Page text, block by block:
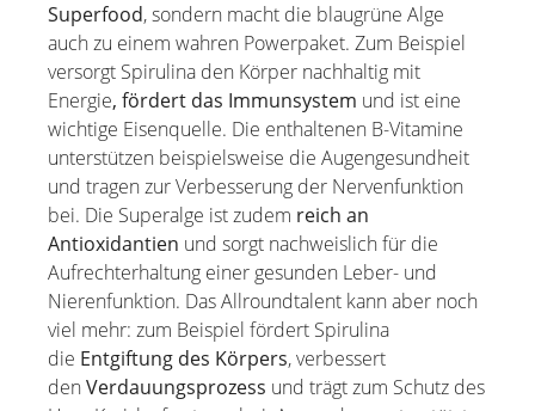
Superfood, sondern macht die blaugrüne Alge
auch zu einem wahren Powerpaket. Zum Beispiel
versorgt Spirulina den Körper nachhaltig mit
Energie, fördert das Immunsystem und ist eine
wichtige Eisenquelle. Die enthaltenen B-Vitamine
unterstützen beispielsweise die Augengesundheit
und tragen zur Verbesserung der Nervenfunktion
bei. Die Superalge ist zudem reich an
Antioxidantien und sorgt nachweislich für die
Aufrechterhaltung einer gesunden Leber- und
Nierenfunktion. Das Allroundtalent kann aber noch
viel mehr: zum Beispiel fördert Spirulina
die Entgiftung des Körpers, verbessert
denVerdauungsprozess und trägt zum Schutz des